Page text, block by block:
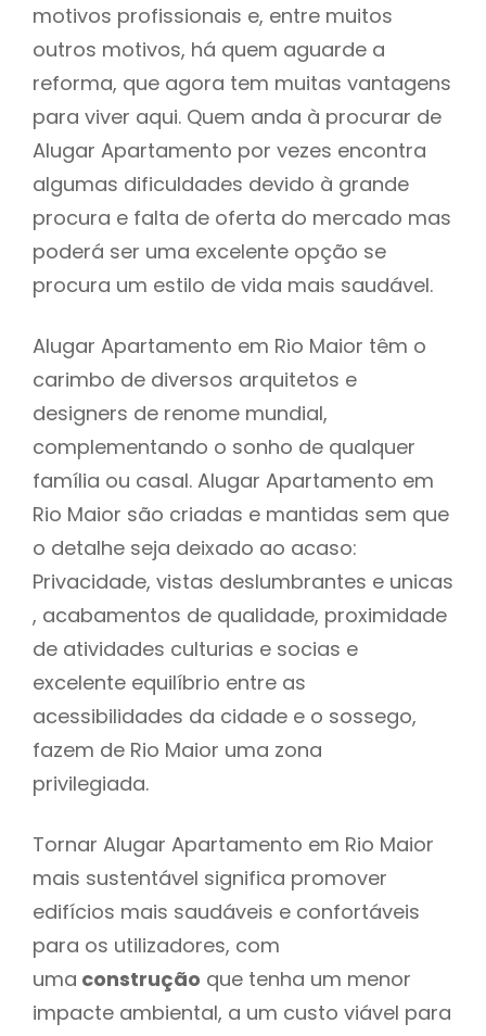
motivos profissionais e, entre muitos
outros motivos, há quem aguarde a
reforma, que agora tem muitas vantagens
para viver aqui. Quem anda à procurar de
Alugar Apartamento por vezes encontra
algumas dificuldades devido à grande
procura e falta de oferta do mercado mas
poderá ser uma excelente opção se
procura um estilo de vida mais saudável.
Alugar Apartamento em Rio Maior têm o
carimbo de diversos arquitetos e
designers de renome mundial,
complementando o sonho de qualquer
família ou casal. Alugar Apartamento em
Rio Maior são criadas e mantidas sem que
o detalhe seja deixado ao acaso:
Privacidade, vistas deslumbrantes e unicas
, acabamentos de qualidade, proximidade
de atividades culturias e socias e
excelente equilíbrio entre as
acessibilidades da cidade e o sossego,
fazem de Rio Maior uma zona
privilegiada.
Tornar Alugar Apartamento em Rio Maior
mais sustentável significa promover
edifícios mais saudáveis e confortáveis
para os utilizadores, com
uma construção que tenha um menor
impacte ambiental, a um custo viável para